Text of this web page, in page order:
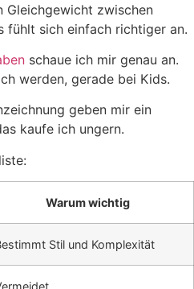
Gleichgewicht zwischen
fühlt sich einfach richtiger an.
schaue ich mir genau an.
werden, gerade bei Kids.
geben mir ein
kaufe ich ungern.
Warum wichtig
Stil und Komplexität